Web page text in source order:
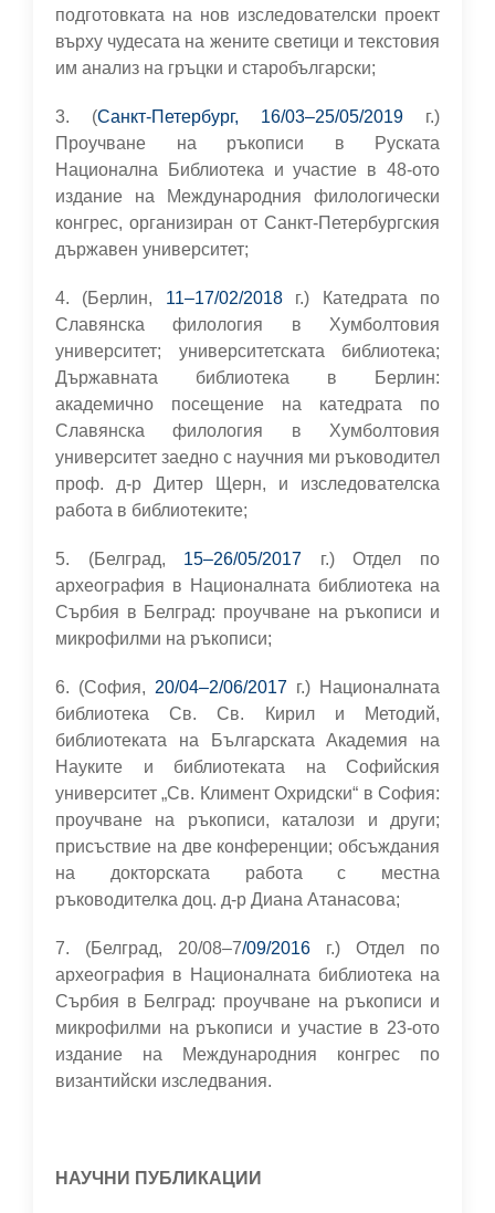
подготовката на нов изследователски проект
върху чудесата на жените светици и текстовия
им анализ на гръцки и старобългарски;
3. (Санкт-Петербург, 16/03–25/05/2019 г.)
Проучване на ръкописи в Руската
Национална Библиотека и участие в 48-ото
издание на Международния филологически
конгрес, организиран от Санкт-Петербургския
държавен университет;
4. (Берлин, 11–17/02/2018г.) Катедрата по
Славянска филология в Хумболтовия
университет; университетската библиотека;
Държавната библиотека в Берлин:
академично посещение на катедрата по
Славянска филология в Хумболтовия
университет заедно с научния ми ръководител
проф. д-р Дитер Щерн, и изследователска
работа в библиотеките;
5. (Белград, 15–26/05/2017 г.) Отдел по
археография в Националната библиотека на
Сърбия в Белград: проучване на ръкописи и
микрофилми на ръкописи;
6. (София, 20/04–2/06/2017 г.) Националната
библиотека Св. Св. Кирил и Методий,
библиотеката на Българската Академия на
Науките и библиотеката на Софийския
университет „Св. Климент Охридски“ в София:
проучване на ръкописи, каталози и други;
присъствие на две конференции; обсъждания
на докторската работа с местна
ръководителка доц. д-р Диана Атанасова;
7. (Белград, 20/08–7/09/2016 г.) Отдел по
археография в Националната библиотека на
Сърбия в Белград: проучване на ръкописи и
микрофилми на ръкописи и участие в 23-ото
издание на Международния конгрес по
византийски изследвания.
НАУЧНИ ПУБЛИКАЦИИ